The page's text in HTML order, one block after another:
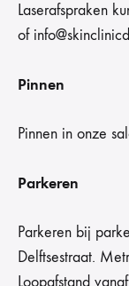
Laserafspraken
of
Pinnen
Pinnen in onze
Parkeren
Parkeren bij
Delftsestraat.
Loopafstand